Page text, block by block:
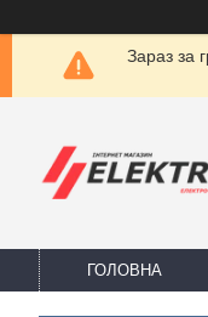
Зараз за
ГОЛОВНА